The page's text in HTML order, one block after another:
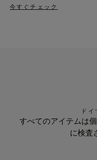
今すぐチェック
ド
すべてのアイテムは
に検査